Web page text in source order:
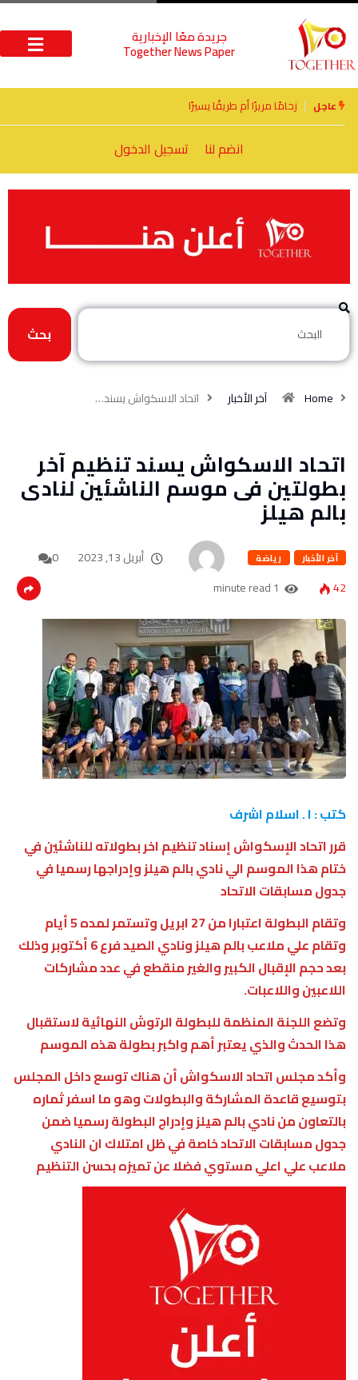
جريدة معًا الإخبارية
Together News Paper
عاجل الأخوة الأعداء وحتمًا لابد من لقاء
انضم لنا تسجيل الدخول
بحث
Home آخر الأخبار اتحاد الاسكواش يسند…
اتحاد الاسكواش يسند تنظيم آخر
بطولتين فى موسم الناشئين لنادى
بالم هيلز
آخر الأخبار رياضة أبريل 13, 2023
0
42
1 minute read
كتب : ا . اسلام اشرف
قرر اتحاد الإسكواش إسناد تنظيم اخر بطولاته للناشئين في
ختام هذا الموسم الي نادي بالم هيلز وإدراجها رسميا في
جدول مسابقات الاتحاد
وتقام البطولة اعتبارا من 27 ابريل وتستمر لمده 5 أيام
وتقام علي ملاعب بالم هيلز ونادي الصيد فرع 6 أكتوبر وذلك
بعد حجم الإقبال الكبير والغير منقطع في عدد مشاركات
اللاعبين واللاعبات.
وتضع اللجنة المنظمة للبطولة الرتوش النهائية لاستقبال
هذا الحدث والذي يعتبر أهم واكبر بطولة هذه الموسم
وأكد مجلس اتحاد الاسكواش أن هناك توسع داخل المجلس
بتوسيع قاعدة المشاركة والبطولات وهو ما اسفر ثماره
بالتعاون من نادي بالم هيلز وإدراج البطولة رسميا ضمن
جدول مسابقات الاتحاد خاصة في ظل امتلاك ان النادي
ملاعب علي اعلي مستوي فضلا عن تميزه بحسن التنظيم